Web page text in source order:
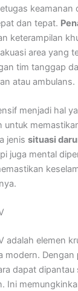
keamanan
dan tepat.
keterampilan
area yang
tim tanggap
atau ambulans.
menjadi hal
untuk
jenissituasi
juga mental
adalah elemen
modern. Dengan
dapat dipantau
Ini